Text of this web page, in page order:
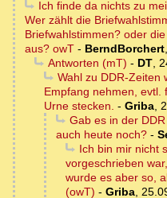
Ich finde da nichts zu
Wer zählt die
Briefwahlstimmen? oder
aus? owT - BerndBorchert,
Antworten (mT) - DT,
Wahl zu DDR-Zeiten
Empfang nehmen, evtl.
Urne stecken. - Griba,
Gab es in der
auch heute noch? -
Ich bin mir nicht
vorgeschrieben
wurde es aber so,
(owT) - Griba,